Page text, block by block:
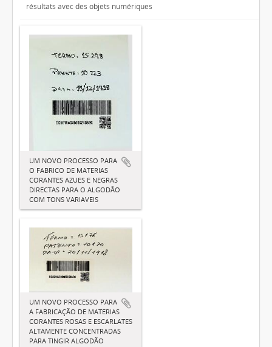
résultats avec des objets numériques
UM NOVO PROCESSO PARA
O FABRICO DE MATERIAS
CORANTES AZUES E NEGRAS
DIRECTAS PARA O ALGODÃO
COM TONS VARIAVEIS
UM NOVO PROCESSO PARA
A FABRICAÇÃO DE MATERIAS
CORANTES ROSAS E ESCARLATES
ALTAMENTE CONCENTRADAS
PARA TINGIR ALGODÃO